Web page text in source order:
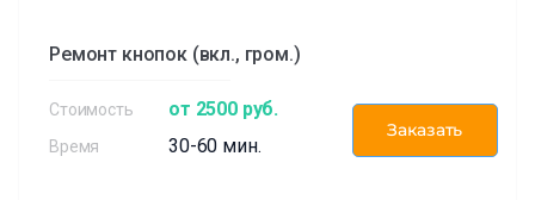
Ремонт кнопок (вкл., гром.)
от 2500 руб.
30-60 мин.
Заказать